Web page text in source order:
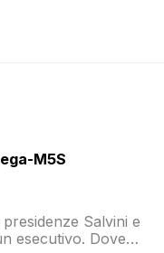
M5S
Salvini e
esecutivo. Dove